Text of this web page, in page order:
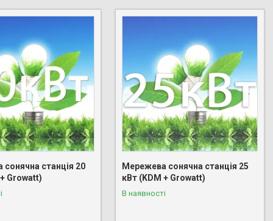
станція 20
Growatt)
Мережева сонячна станція 25
кВт (KDM + Growatt)
В наявності